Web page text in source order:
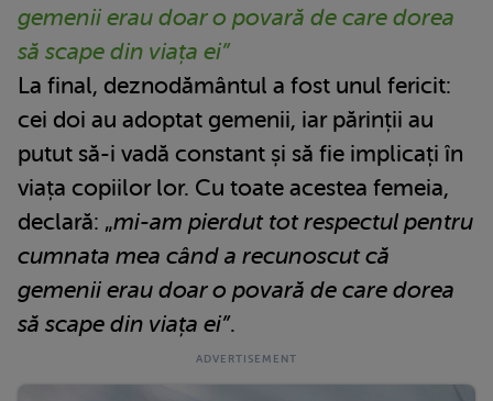
gemenii erau doar o povară de care dorea
să scape din viața ei”
La final, deznodământul a fost unul fericit:
cei doi au adoptat gemenii, iar părinții au
putut să-i vadă constant și să fie implicați în
viața copiilor lor. Cu toate acestea femeia,
declară: „mi-am pierdut tot respectul pentru
cumnata mea când a recunoscut că
gemenii erau doar o povară de care dorea
să scape din viața ei”.